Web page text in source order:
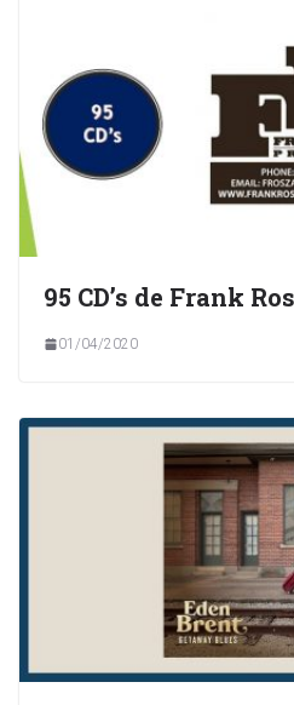
95 CD’s de Frank
01/04/2020